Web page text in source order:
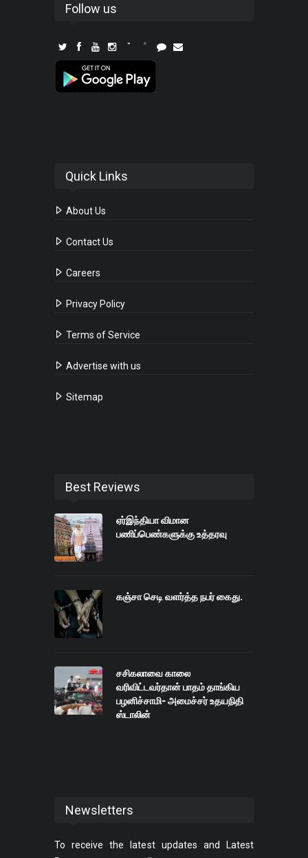
Follow us
Quick Links
About Us
Contact Us
Careers
Privacy Policy
Terms of Service
Advertise with us
Sitemap
Best Reviews
ஏர்இந்தியா விமான
பணிப்பெண்களுக்கு உத்தரவு
கஞ்சா செடி வளர்த்த நபர் கைது.
சசிகலாவை காலை
வரிவிட்டவர்தான் பாதம் தாங்கிய
பழனிச்சாமி- அமைச்சர் உதயநிதி
ஸ்டாலின்
Newsletters
To receive the latest updates and Latest